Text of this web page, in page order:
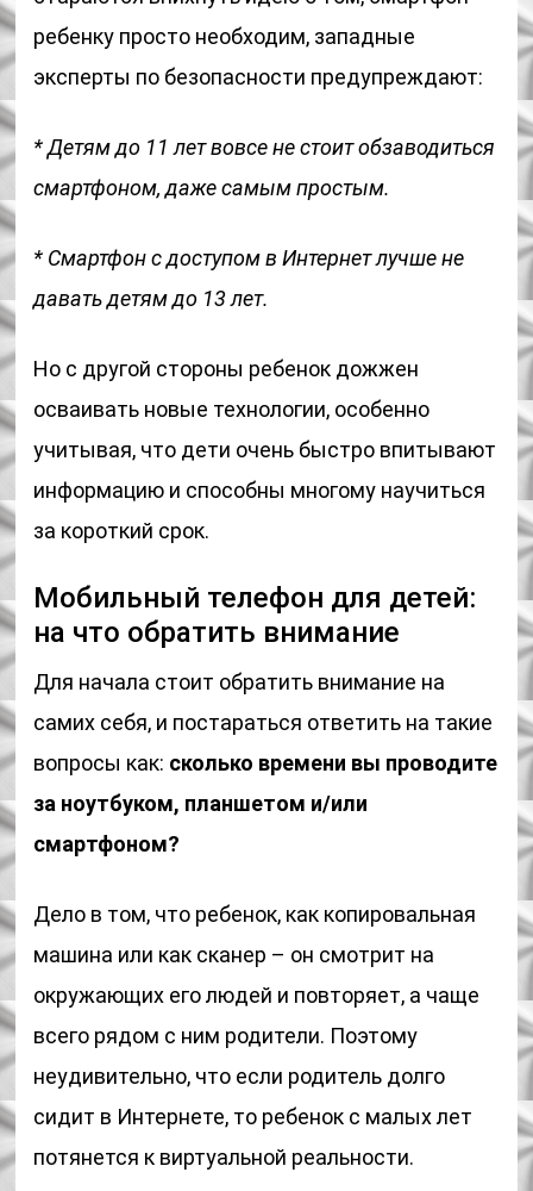
ребенку просто необходим, западные
эксперты по безопасности предупреждают:
* Детям до 11 лет вовсе не стоит обзаводиться
смартфоном, даже самым простым.
* Смартфон с доступом в Интернет лучше не
давать детям до 13 лет.
Но с другой стороны ребенок дожжен
осваивать новые технологии, особенно
учитывая, что дети очень быстро впитывают
информацию и способны многому научиться
за короткий срок.
Мобильный телефон для детей:
на что обратить внимание
Для начала стоит обратить внимание на
самих себя, и постараться ответить на такие
вопросы как: сколько времени вы проводите
за ноутбуком, планшетом и/или
смартфоном?
Дело в том, что ребенок, как копировальная
машина или как сканер – он смотрит на
окружающих его людей и повторяет, а чаще
всего рядом с ним родители. Поэтому
неудивительно, что если родитель долго
сидит в Интернете, то ребенок с малых лет
потянется к виртуальной реальности.